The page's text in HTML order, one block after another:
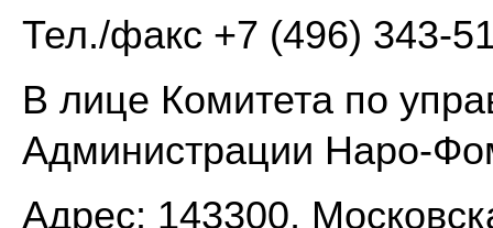
Тел./факс +7 (496) 343-
В лице Комитета по
Администрации Наро-
Адрес: 143300,